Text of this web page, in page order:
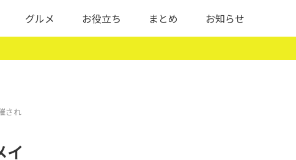
グルメ お役立ち まとめ お知らせ
され
イ